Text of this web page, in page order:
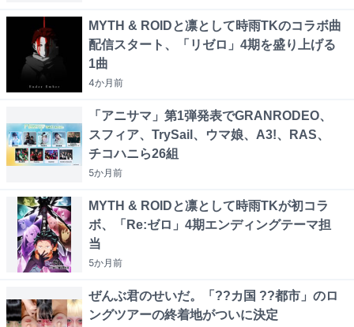
MYTH & ROIDと凛として時雨TKのコラボ曲
配信スタート、「リゼロ」4期を盛り上げる
1曲
4か月前
「アニサマ」第1弾発表でGRANRODEO、
スフィア、TrySail、ウマ娘、A3!、RAS、
チコハニら26組
5か月前
MYTH & ROIDと凛として時雨TKが初コラ
ボ、「Re:ゼロ」4期エンディングテーマ担
当
5か月前
ぜんぶ君のせいだ。「??カ国 ??都市」のロ
ングツアーの終着地がついに決定